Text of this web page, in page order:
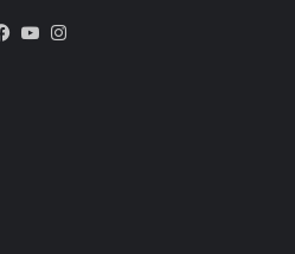
Facebook
YouTube